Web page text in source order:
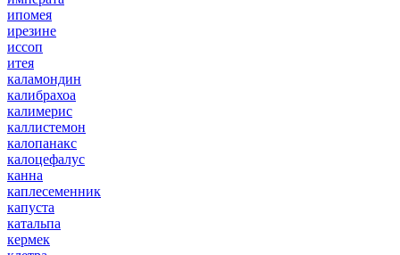
ипомея
ирезине
иссоп
итея
каламондин
калибрахоа
калимерис
каллистемон
калопанакс
калоцефалус
канна
каплесеменник
капуста
катальпа
кермек